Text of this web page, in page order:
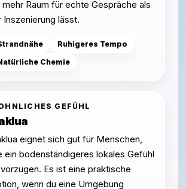
mehr Raum für echte Gespräche als
Inszenierung lässt.
Ruhigeres Tempo
Chemie
GEFÜHL
eignet sich gut für Menschen,
ein bodenständigeres lokales Gefühl
Es ist eine praktische
wenn du eine Umgebung